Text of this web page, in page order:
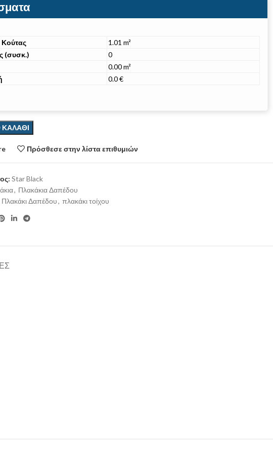
Κούτας
1.01 m²
(συσκ.)
0
0.00 m²
0.0 €
Πρόσθεσε στην λίστα επιθυμιών
Star Black
, Πλακάκια Δαπέδου
Πλακάκι Δαπέδου, πλακάκι τοίχου